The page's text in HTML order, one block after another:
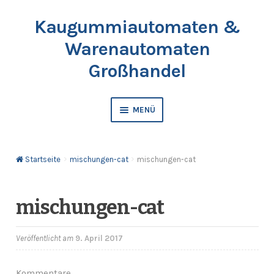
SpringeKaugummiautomaten &
Warenautomaten
Großhandel
MENÜ
Bälle & Springbälle
Kapselfüllware
Startseite mischungen-cat mischungen-cat
mischungen-cat
Veröffentlicht am 9. April 2017